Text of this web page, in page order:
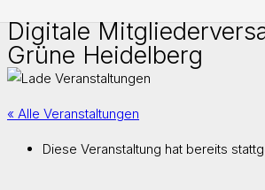
Digitale
Grüne Heidelberg
« Alle Veranstaltungen
Diese Veranstaltung hat bereits